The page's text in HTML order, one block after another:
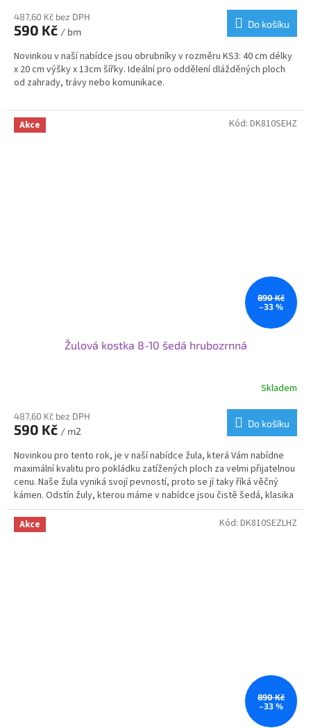
487,60 Kč bez DPH
590 Kč / bm
Do košíku
Novinkou v naší nabídce jsou obrubníky v rozměru KS3: 40 cm délky
x 20 cm výšky x 13cm šířky. Ideální pro oddělení dlážděných ploch
od zahrady, trávy nebo komunikace.
Akce
890 Kč
–33 %
Žulová kostka 8-10 šedá hrubozrnná
produktu
je
z
5
hvězdiček.
Skladem
487,60 Kč bez DPH
590 Kč / m2
Do košíku
Novinkou pro tento rok, je v naší nabídce žula, která Vám nabídne
maximální kvalitu pro pokládku zatížených ploch za velmi přijatelnou
cenu. Naše žula vyniká svojí pevností, proto se jí taky říká věčný
kámen. Odstín žuly, kterou máme v nabídce jsou čistě šedá, klasika
všech realizací. Svoje využití najde žulová kostka od nás na
příjezdových cestách, cestičkách, garážových stání nebo v zahradní
architektuře.
Kód: DK810SEHZ
Akce
890 Kč
–33 %
Kód: DK810SEZLHZ